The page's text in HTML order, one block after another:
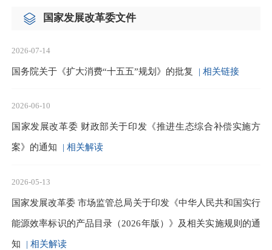
国家发展改革委文件
2026-07-14
国务院关于《扩大消费“十五五”规划》的批复 | 相关链接
2026-06-10
国家发展改革委 财政部关于印发《推进生态综合补偿实施方
案》的通知
| 相关解读
2026-05-13
国家发展改革委 市场监管总局关于印发《中华人民共和国实行
能源效率标识的产品目录（2026年版）》及相关实施规则的通
知
| 相关解读